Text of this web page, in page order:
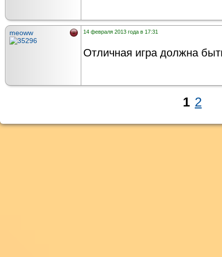
meoww 14 февраля 2013 года в 17:31
Отличная игра должна
1 2